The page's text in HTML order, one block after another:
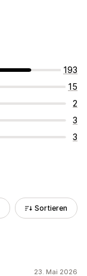
193
15
2
3
3
Sortieren
23. Mai 2026